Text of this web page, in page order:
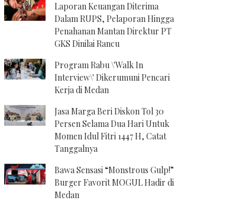
Laporan Keuangan Diterima
Dalam RUPS, Pelaporan Hingga
Penahanan Mantan Direktur PT
GKS Dinilai Rancu
Program Rabu \'Walk In
Interview\' Dikerumuni Pencari
Kerja di Medan
Jasa Marga Beri Diskon Tol 30
Persen Selama Dua Hari Untuk
Momen Idul Fitri 1447 H, Catat
Tanggalnya
Bawa Sensasi “Monstrous Gulp!”
Burger Favorit MOGUL Hadir di
Medan